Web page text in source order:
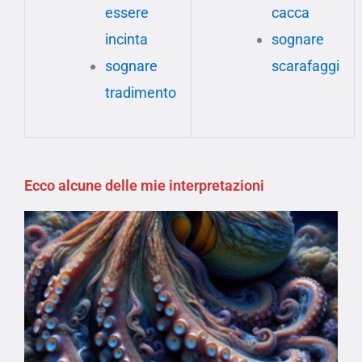
essere
incinta
sognare
tradimento
cacca
sognare
scarafaggi
Ecco alcune delle mie interpretazioni
PagePagePagePagePage